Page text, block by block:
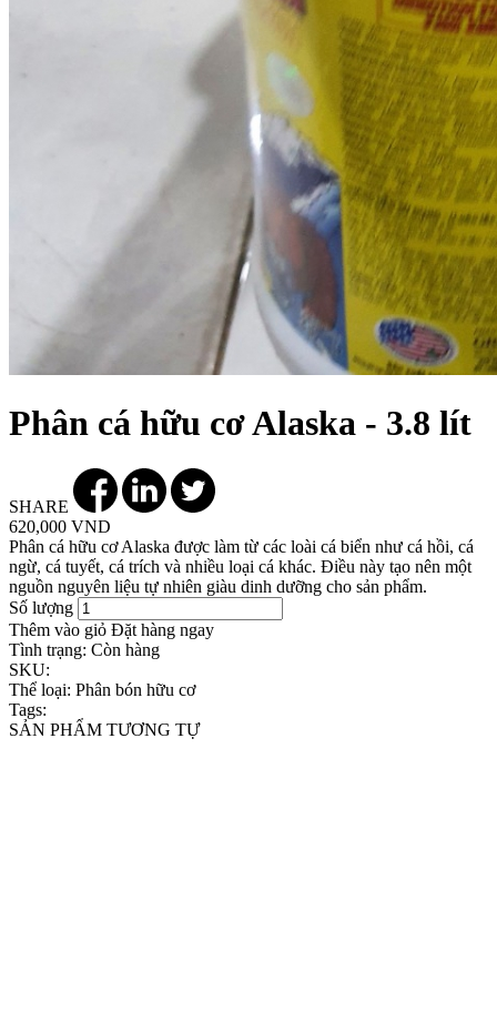
Phân cá hữu cơ Alaska - 3.8 lít
SHARE
620,000 VND
Phân cá hữu cơ Alaska được làm từ các loài cá biển như cá hồi, cá
ngừ, cá tuyết, cá trích và nhiều loại cá khác. Điều này tạo nên một
nguồn nguyên liệu tự nhiên giàu dinh dưỡng cho sản phẩm.
Số lượng
Thêm vào giỏ Đặt hàng ngay
Tình trạng: Còn hàng
SKU:
Thể loại: Phân bón hữu cơ
Tags:
SẢN PHẨM TƯƠNG TỰ